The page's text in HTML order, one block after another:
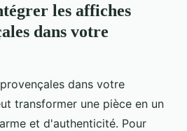
les affiches
dans votre
dans votre
transformer une pièce en un
et d'authenticité. Pour